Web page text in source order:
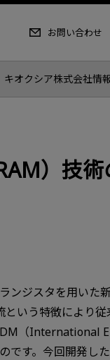
お問い合わせ
キオクシア株式会社情
）技
ンジスタを用い
いう特徴により
（
す。今回開発し